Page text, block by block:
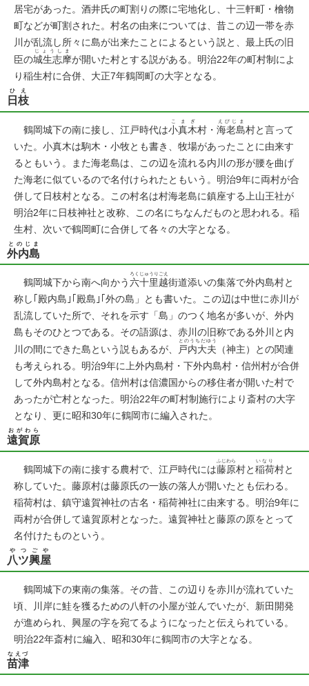
居宅があった。酒井氏の町割りの際に宅地化し、十三軒町・檜物
町などが町割された。村名の由来については、昔この辺一帯を赤
川が乱流し所々に島が出来たことによるという説と、最上氏の旧
臣の城生志摩
じょうしま
が開いた村とする説がある。明治22年の町村制によ
り稲生村に合併、大正7年鶴岡町の大字となる。
日枝
ひえ
鶴岡城下の南に接し、江戸時代は小真木
こまぎ
村・ 海老島
えびじま
村と言って
いた。小真木は駒木・小牧とも書き、牧場があったことに由来す
るともいう。また海老島は、この辺を流れる内川の形が腰を曲げ
た海老に似ているので名付けられたともいう。明治9年に両村が合
併して日枝村となる。この村名は村海老島に鎮座する上山王社が
明治2年に日枝神社と改称、この名にちなんだものと思われる。稲
生村、次いで鶴岡町に合併して各々の大字となる。
外内島
とのじま
鶴岡城下から南へ向かう六十里越
ろくじゅうりごえ
街道添いの集落で外内島村と
称し｢殿内島｣｢殿島｣｢外の島」とも書いた。この辺は中世に赤川が
乱流していた所で、それを示す「島」のつく地名が多いが、外内
島もそのひとつである。その語源は、赤川の旧称である外川と内
川の間にできた島という説もあるが、
戸内大夫
とのうちだゆう
（神主）との関連
も考えられる。明治9年に上外内島村・下外内島村・信州村が合併
して外内島村となる。信州村は信濃国からの移住者が開いた村で
あったが亡村となった。明治22年の町村制施行により斎村の大字
となり、更に昭和30年に鶴岡市に編入された。
遠賀原
おがわら
鶴岡城下の南に接する農村で、江戸時代には藤原
ふじわら
村と稲荷
いなり
村と
称していた。藤原村は藤原氏の一族の落人が開いたとも伝わる。
稲荷村は、鎮守遠賀神社の古名・稲荷神社に由来する。明治9年に
両村が合併して遠賀原村となった。遠賀神社と藤原の原をとって
名付けたものという。
八ツ興屋
やつごや
鶴岡城下の東南の集落。その昔、この辺りを赤川が流れていた
頃、川岸に鮭を獲るための八軒の小屋が並んでいたが、新田開発
が進められ、興屋の字を宛てるようになったと伝えられている。
明治22年斎村に編入、昭和30年に鶴岡市の大字となる。
苗津
なえづ